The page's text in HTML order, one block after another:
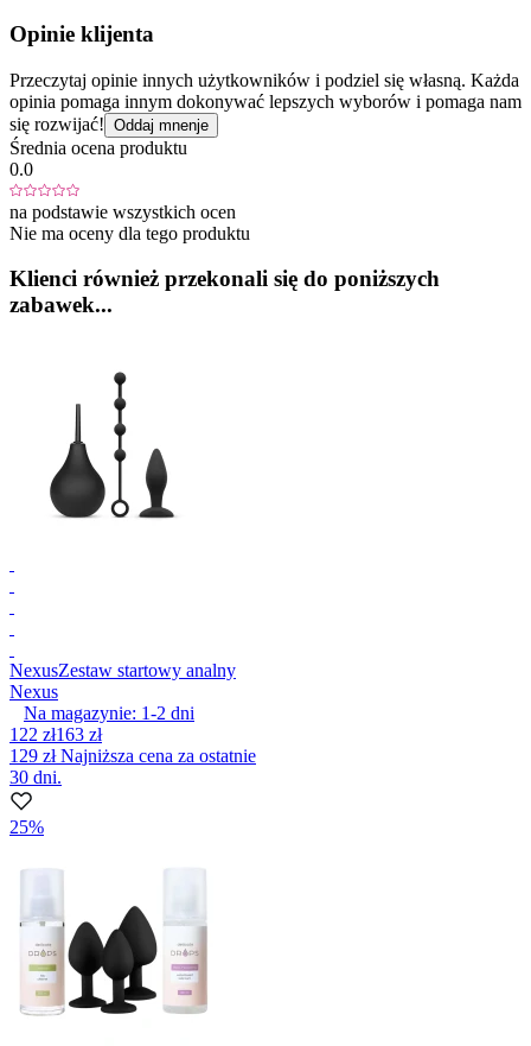
Opinie klijenta
Przeczytaj opinie innych użytkowników i podziel się własną. Każda
opinia pomaga innym dokonywać lepszych wyborów i pomaga nam
się rozwijać! Oddaj mnenje
Średnia ocena produktu
0.0
na podstawie wszystkich ocen
Nie ma oceny dla tego produktu
Klienci również przekonali się do poniższych
zabawek...
NexusZestaw startowy analny
Nexus
Na magazynie: 1-2 dni
122 zł163 zł
129 złNajniższa cena za ostatnie
30 dni.
25%